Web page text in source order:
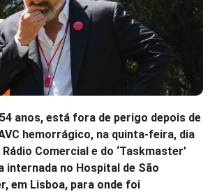
anos, está fora de perigo depois de
hemorrágico, na quinta-feira, dia
Comercial e do ‘Taskmaster’
internada no Hospital de São
em Lisboa, para onde foi